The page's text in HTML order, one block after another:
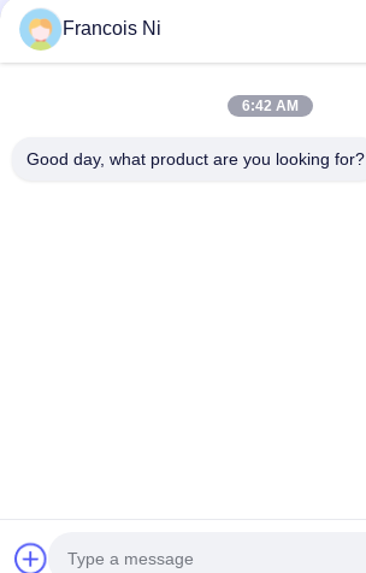
Francois Ni
6:42 AM
Good day, what product are you looking for?